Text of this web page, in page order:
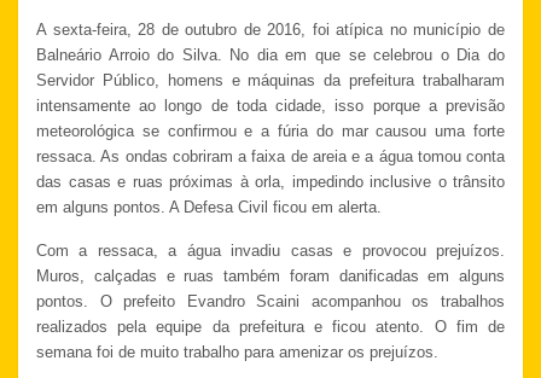
A sexta-feira, 28 de outubro de 2016, foi atípica no município de
Balneário Arroio do Silva. No dia em que se celebrou o Dia do
Servidor Público, homens e máquinas da prefeitura trabalharam
intensamente ao longo de toda cidade, isso porque a previsão
meteorológica se confirmou e a fúria do mar causou uma forte
ressaca. As ondas cobriram a faixa de areia e a água tomou conta
das casas e ruas próximas à orla, impedindo inclusive o trânsito
em alguns pontos. A Defesa Civil ficou em alerta.
Com a ressaca, a água invadiu casas e provocou prejuízos.
Muros, calçadas e ruas também foram danificadas em alguns
pontos. O prefeito Evandro Scaini acompanhou os trabalhos
realizados pela equipe da prefeitura e ficou atento. O fim de
semana foi de muito trabalho para amenizar os prejuízos.